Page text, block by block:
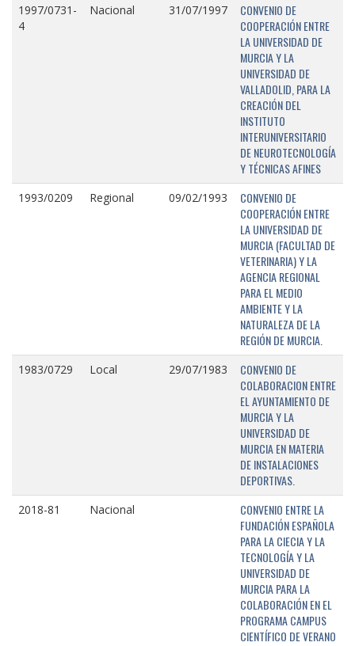
1997/0731-
4
Nacional 31/07/1997
CONVENIO DE
COOPERACIÓN ENTRE
LA UNIVERSIDAD DE
MURCIA Y LA
UNIVERSIDAD DE
VALLADOLID, PARA LA
CREACIÓN DEL
INSTITUTO
INTERUNIVERSITARIO
DE NEUROTECNOLOGÍA
Y TÉCNICAS AFINES
1993/0209 Regional 09/02/1993
CONVENIO DE
COOPERACIÓN ENTRE
LA UNIVERSIDAD DE
MURCIA (FACULTAD DE
VETERINARIA) Y LA
AGENCIA REGIONAL
PARA EL MEDIO
AMBIENTE Y LA
NATURALEZA DE LA
REGIÓN DE MURCIA.
1983/0729 Local 29/07/1983
CONVENIO DE
COLABORACION ENTRE
EL AYUNTAMIENTO DE
MURCIA Y LA
UNIVERSIDAD DE
MURCIA EN MATERIA
DE INSTALACIONES
DEPORTIVAS.
2018-81 Nacional
CONVENIO ENTRE LA
FUNDACIÓN ESPAÑOLA
PARA LA CIECIA Y LA
TECNOLOGÍA Y LA
UNIVERSIDAD DE
MURCIA PARA LA
COLABORACIÓN EN EL
PROGRAMA CAMPUS
CIENTÍFICO DE VERANO